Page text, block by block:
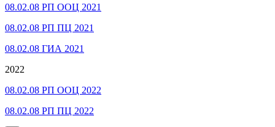
08.02.08 РП ООЦ 2021
08.02.08 РП ПЦ 2021
08.02.08 ГИА 2021
2022
08.02.08 РП ООЦ 2022
08.02.08 РП ПЦ 2022